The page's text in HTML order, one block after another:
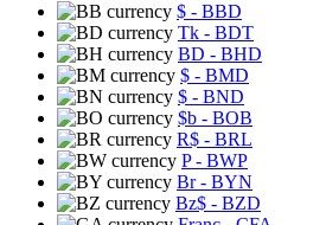
$ - BBD
Tk - BDT
BD - BHD
$ - BMD
$ - BND
$b - BOB
R$ - BRL
P- BWP
Br- BYN
Bz$ - BZD